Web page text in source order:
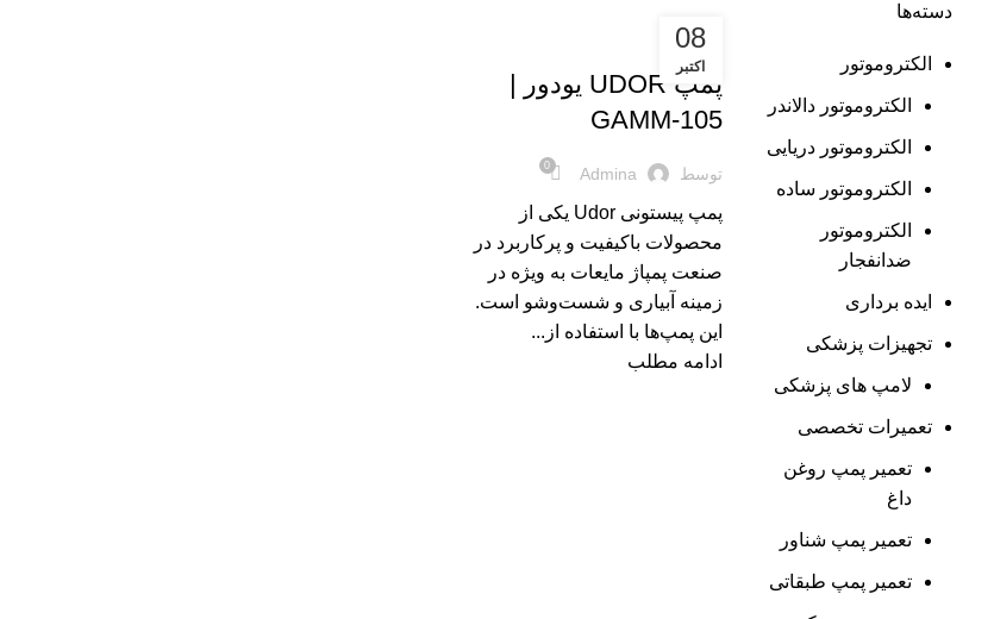
08
اکتبر
پمپ پیستونی
پمپ UDOR یودور |
GAMM-105
توسط Admina
0
پمپ پیستونی Udor یکی از
محصولات باکیفیت و پرکاربرد در
صنعت پمپاژ مایعات به ویژه در
زمینه آبیاری و شست‌وشو است.
این پمپ‌ها با استفاده از...
ادامه مطلب
دسته‌ها
الکتروموتور
الکتروموتور دالاندر
الکتروموتور دریایی
الکتروموتور ساده
الکتروموتور
ضدانفجار
ایده برداری
تجهیزات پزشکی
لامپ های پزشکی
تعمیرات تخصصی
تعمیر پمپ روغن
داغ
تعمیر پمپ شناور
تعمیر پمپ طبقاتی